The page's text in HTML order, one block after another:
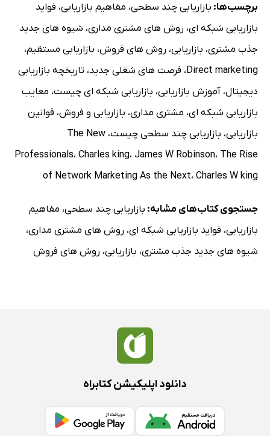
برچسب‌ها: بازاریابی چند سطحی، مفاهیم بازاریابی، فواید
بازاریابی شبکه ای، روش های مشتری مداری، شیوه های جدید
جذب مشتری، بازاریابی، روش های فروش، بازاریابی مستقیم،
Direct marketing، فرصت های شغلی جدید، تاریخچه بازاریابی
دیجیتال، آموزش بازاریابی، بازاریابی شبکه ای چیست، معایب
بازاریابی شبکه ای، مشتری مداری، بازاریابی و فروش، قوانین
بازاریابی، بازاریابی چند سطحی چیست، The New
Professionals، Charles king، James W Robinson، The Rise
of Network Marketing As the Next، Charles W king
جستجوی کتاب‌های مشابه: بازاریابی چند سطحی، مفاهیم
بازاریابی، فواید بازاریابی شبکه ای، روش های مشتری مداری،
شیوه های جدید جذب مشتری، بازاریابی، روش های فروش
دانلود اپلیکیشن کتابراه